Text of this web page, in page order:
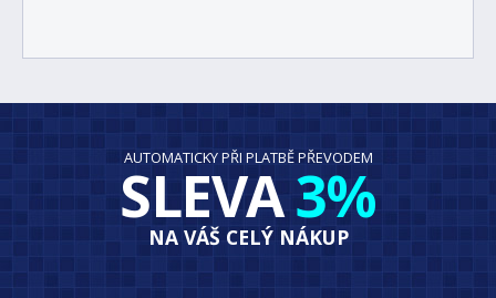
AUTOMATICKY PŘI PLATBĚ PŘEVODEM
SLEVA3%
NA VÁŠ CELÝ NÁKUP